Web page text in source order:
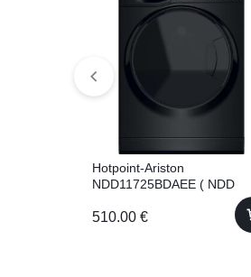
Hotpoint-Ariston
NDD11725BDAEE ( NDD
11725 BDA EE) ar žāvētāju!
11kg 60.5cm
510.00 €